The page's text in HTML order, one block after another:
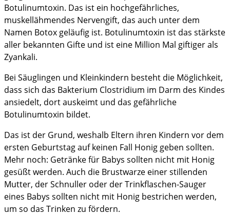
Botulinumtoxin. Das ist ein hochgefährliches,
muskellähmendes Nervengift, das auch unter dem
Namen Botox geläufig ist. Botulinumtoxin ist das stärkste
aller bekannten Gifte und ist eine Million Mal giftiger als
Zyankali.
Bei Säuglingen und Kleinkindern besteht die Möglichkeit,
dass sich das Bakterium Clostridium im Darm des Kindes
ansiedelt, dort auskeimt und das gefährliche
Botulinumtoxin bildet.
Das ist der Grund, weshalb Eltern ihren Kindern vor dem
ersten Geburtstag auf keinen Fall Honig geben sollten.
Mehr noch: Getränke für Babys sollten nicht mit Honig
gesüßt werden. Auch die Brustwarze einer stillenden
Mutter, der Schnuller oder der Trinkflaschen-Sauger
eines Babys sollten nicht mit Honig bestrichen werden,
um so das Trinken zu fördern.